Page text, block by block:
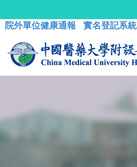
院外單位健康通報 實名登記系統